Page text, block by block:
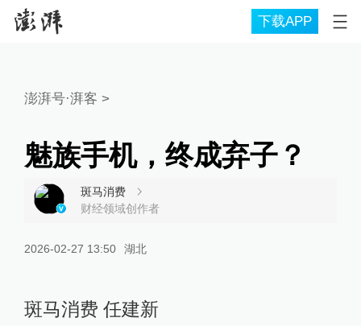
下载APP
澎湃号·湃客 >
魅族手机，终成弃子？
斑马消费
财经领域创作者
2026-02-27 13:50 湖北
斑马消费 任建新